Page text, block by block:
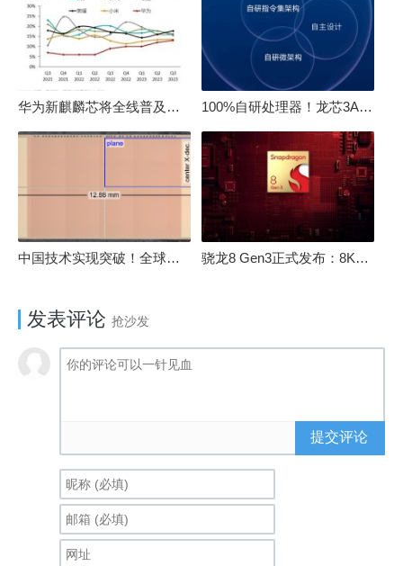
华为新麒麟芯将全线普及！高中低端全面采用 改写竞争格局 100%自研处理器！龙芯3A6000评测：与10代酷睿互有胜负
中国技术实现突破！全球最先进的3D NAND存储芯片被发现 骁龙8 Gen3正式发布：8K240手游成真！AI性能飙升98％
发表评论 抢沙发
提交评论